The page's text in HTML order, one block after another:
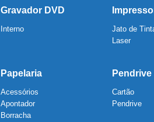
Gravador DVD
Interno
Jato de
Laser
Papelaria
Acessórios
Apontador
Borracha
Pendrive
Cartão
Pendrive